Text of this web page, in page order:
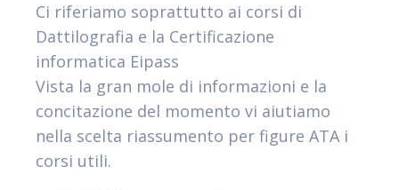
Ci riferiamo soprattutto ai corsi di
Dattilografia e la Certificazione
informatica Eipass
Vista la gran mole di informazioni e la
concitazione del momento vi aiutiamo
nella scelta riassumento per figure ATA i
corsi utili.